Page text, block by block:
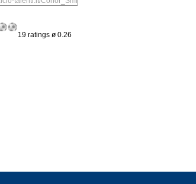
19 ratings ø 0.26